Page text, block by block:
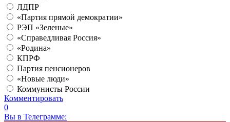
ЛДПР
«Партия прямой демократии»
РЭП «Зеленые»
«Справедливая Россия»
«Родина»
КПРФ
Партия пенсионеров
«Новые люди»
Коммунисты России
Комментировать
0
Вы в Телеграмме: